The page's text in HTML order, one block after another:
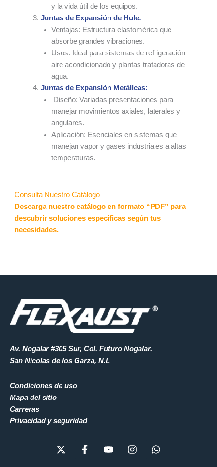
y la vida útil de los equipos.
Juntas de Expansión de Hule:
Ventajas: Estructura elastomérica que
absorbe grandes vibraciones.
Usos: Ideal para sistemas de refrigeración,
aire acondicionado y plantas tratadoras de
agua.
Juntas de Expansión Metálicas:
Diseño: Variadas presentaciones para
manejar movimientos axiales, laterales y
angulares.
Aplicación: Esenciales en sistemas que
manejan vapor y gases industriales a altas
temperaturas.
Consulta Nuestro Catálogo
Descarga nuestro catálogo en formato “PDF” para
descubrir soluciones específicas según tus
necesidades.
Av. Nogalar #305 Sur, Col. Futuro Nogalar.
San Nicolas de los Garza, N.L
Condiciones de uso
Mapa del sitio
Carreras
Privacidad y seguridad
X
-
F
a
Y
o
I
n
W
h